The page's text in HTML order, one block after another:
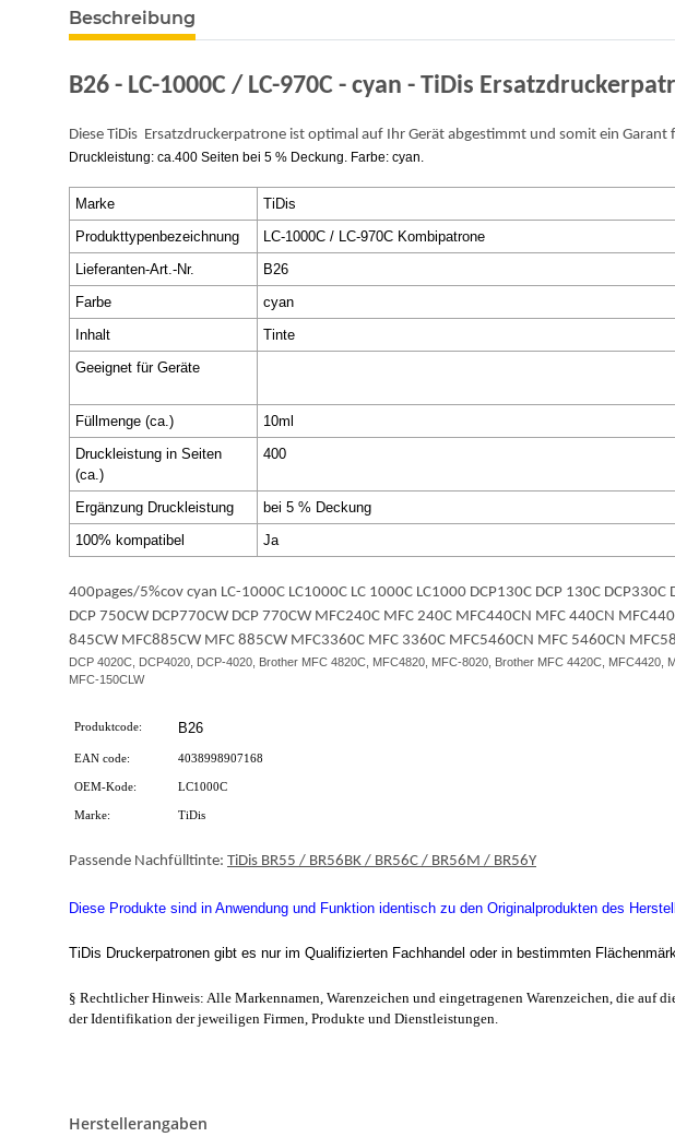
Beschreibung
B26 - LC-1000C / LC-970C - cyan - TiDis
Diese TiDis Ersatzdruckerpatrone ist optimal auf Ihr Gerät abgestimmt und somit ein Garant
Druckleistung: ca.400 Seiten bei 5 % Deckung. Farbe: cyan.
Marke
TiDis
Produkttypenbezeichnung
LC-1000C / LC-970C Kombipatrone
Lieferanten-Art.-Nr.
B26
Farbe
cyan
Inhalt
Tinte
Geeignet für Geräte
Füllmenge (ca.)
10ml
Druckleistung in Seiten
(ca.)
400
Ergänzung Druckleistung
bei 5 % Deckung
100% kompatibel
Ja
400pages/5%cov cyan LC-1000C LC1000C LC 1000C LC1000 DCP130C DCP 130C
DCP 750CW DCP770CW DCP 770CW MFC240C MFC 240C MFC440CN MFC 440CN
845CW MFC885CW MFC 885CW MFC3360C MFC 3360C MFC5460CN MFC 5460CN
DCP 4020C, DCP4020, DCP-4020, Brother MFC 4820C, MFC4820, MFC-8020, Brother MFC 4420C,
MFC-150CLW
Produktcode: B26
EAN code: 4038998907168
OEM-Kode: LC1000C
Marke: TiDis
Passende Nachfülltinte: TiDis BR55 / BR56BK / BR56C / BR56M / BR56Y
Diese Produkte sind in Anwendung und Funktion identisch zu den Originalprodukten des
TiDis Druckerpatronen gibt es nur im Qualifizierten Fachhandel oder in bestimmten
§ Rechtlicher Hinweis: Alle Markennamen, Warenzeichen und eingetragenen Warenzeichen, die auf
der Identifikation der jeweiligen Firmen, Produkte und Dienstleistungen.
Herstellerangaben